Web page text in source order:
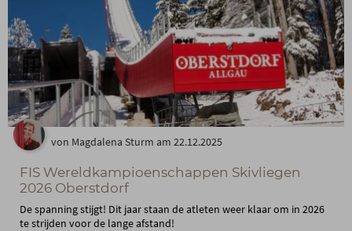
von Magdalena Sturm am 22.12.2025
FIS Wereldkampioenschappen Skivliegen
2026 Oberstdorf
De spanning stijgt! Dit jaar staan de atleten weer klaar om in 2026
te strijden voor de lange afstand!